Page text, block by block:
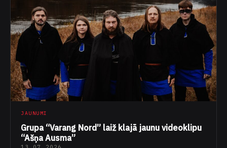
JAUNUMI
Grupa “Varang Nord” laiž klajā jaunu videoklipu
“Ašņa Ausma”